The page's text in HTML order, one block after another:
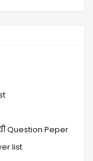
वी Question Peper
list